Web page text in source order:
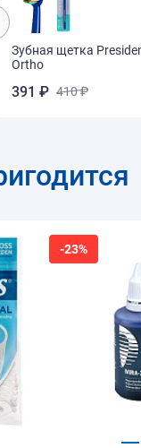
Зубная щетка
Ortho
391 ₽ 410 ₽
-23%